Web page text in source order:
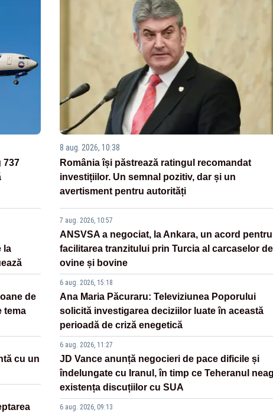
737
la
de
tema
cu un
8 aug. 2026, 10:38
România își păstrează ratingul recomandat
investițiilor. Un semnal pozitiv, dar și un
avertisment pentru autorități
7 aug. 2026, 10:57
ANSVSA a negociat, la Ankara, un acord pentru
facilitarea tranzitului prin Turcia al carcaselor de
ovine și bovine
6 aug. 2026, 15:18
Ana Maria Păcuraru: Televiziunea Poporului
solicită investigarea deciziilor luate în această
perioadă de criză enegetică
6 aug. 2026, 11:27
JD Vance anunță negocieri de pace dificile și
îndelungate cu Iranul, în timp ce Teheranul
existența discuțiilor cu SUA
6 aug. 2026, 09:13